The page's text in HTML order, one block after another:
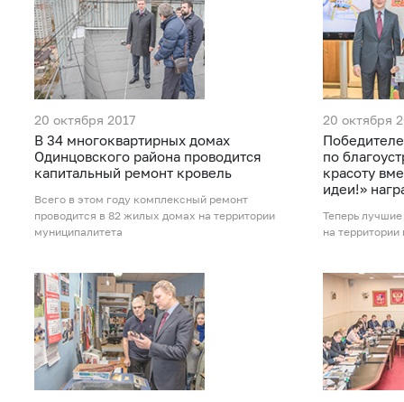
20 октября 2017
В 34 многоквартирных домах
Одинцовского района проводится
капитальный ремонт кровель
Всего в этом году комплексный ремонт
проводится в 82 жилых домах на территории
муниципалитета
20 октября
по
красоту
идеи!»
Теперь
на